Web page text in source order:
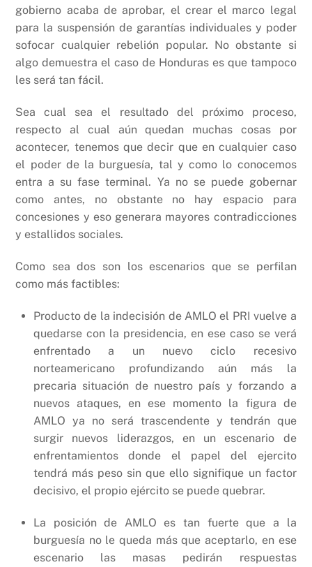
gobierno acaba de aprobar, el crear el marco legal
para la suspensión de garantías individuales y poder
sofocar cualquier rebelión popular. No obstante si
algo demuestra el caso de Honduras es que tampoco
les será tan fácil.
Sea cual sea el resultado del próximo proceso,
respecto al cual aún quedan muchas cosas por
acontecer, tenemos que decir que en cualquier caso
el poder de la burguesía, tal y como lo conocemos
entra a su fase terminal. Ya no se puede gobernar
como antes, no obstante no hay espacio para
concesiones y eso generara mayores contradicciones
y estallidos sociales.
Como sea dos son los escenarios que se perfilan
como más factibles:
Producto de la indecisión de AMLO el PRI vuelve a
quedarse con la presidencia, en ese caso se verá
enfrentado a un nuevo ciclo recesivo
norteamericano profundizando aún más la
precaria situación de nuestro país y forzando a
nuevos ataques, en ese momento la figura de
AMLO ya no será trascendente y tendrán que
surgir nuevos liderazgos, en un escenario de
enfrentamientos donde el papel del ejercito
tendrá más peso sin que ello signifique un factor
decisivo, el propio ejército se puede quebrar.
La posición de AMLO es tan fuerte que a la
burguesía no le queda más que aceptarlo, en ese
escenario las masas pedirán respuestas